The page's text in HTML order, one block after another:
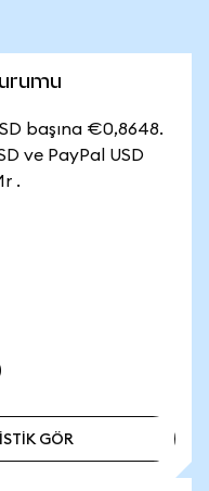
başına €0,8648.
ve PayPal USD
.
GÖR